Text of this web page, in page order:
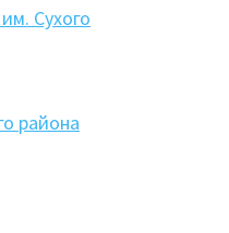
Сухого
района